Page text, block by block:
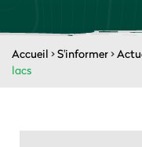
Accueil >S'informer>
lacs